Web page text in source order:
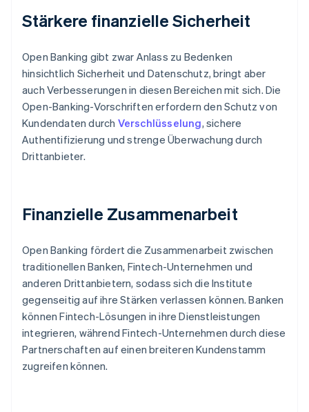
Stärkere finanzielle Sicherheit
Open Banking gibt zwar Anlass zu Bedenken
hinsichtlich Sicherheit und Datenschutz, bringt aber
auch Verbesserungen in diesen Bereichen mit sich. Die
Open-Banking-Vorschriften erfordern den Schutz von
Kundendaten durch Verschlüsselung, sichere
Authentifizierung und strenge Überwachung durch
Drittanbieter.
Finanzielle Zusammenarbeit
Open Banking fördert die Zusammenarbeit zwischen
traditionellen Banken, Fintech-Unternehmen und
anderen Drittanbietern, sodass sich die Institute
gegenseitig auf ihre Stärken verlassen können. Banken
können Fintech-Lösungen in ihre Dienstleistungen
integrieren, während Fintech-Unternehmen durch diese
Partnerschaften auf einen breiteren Kundenstamm
zugreifen können.